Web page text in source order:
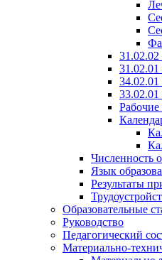
Численность
Язык
Результаты
Образовательные
Руководство
Педагогический
Материально-